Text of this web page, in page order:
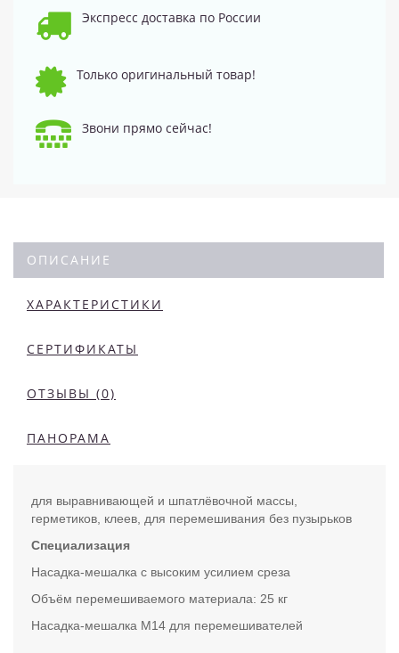
Экспресс доставка по России
Только оригинальный товар!
Звони прямо сейчас!
ОПИСАНИЕ
ХАРАКТЕРИСТИКИ
СЕРТИФИКАТЫ
ОТЗЫВЫ (0)
ПАНОРАМА
для выравнивающей и шпатлёвочной массы,
герметиков, клеев, для перемешивания без пузырьков
Специализация
Насадка-мешалка с высоким усилием среза
Объём перемешиваемого материала: 25 кг
Насадка-мешалка M14 для перемешивателей